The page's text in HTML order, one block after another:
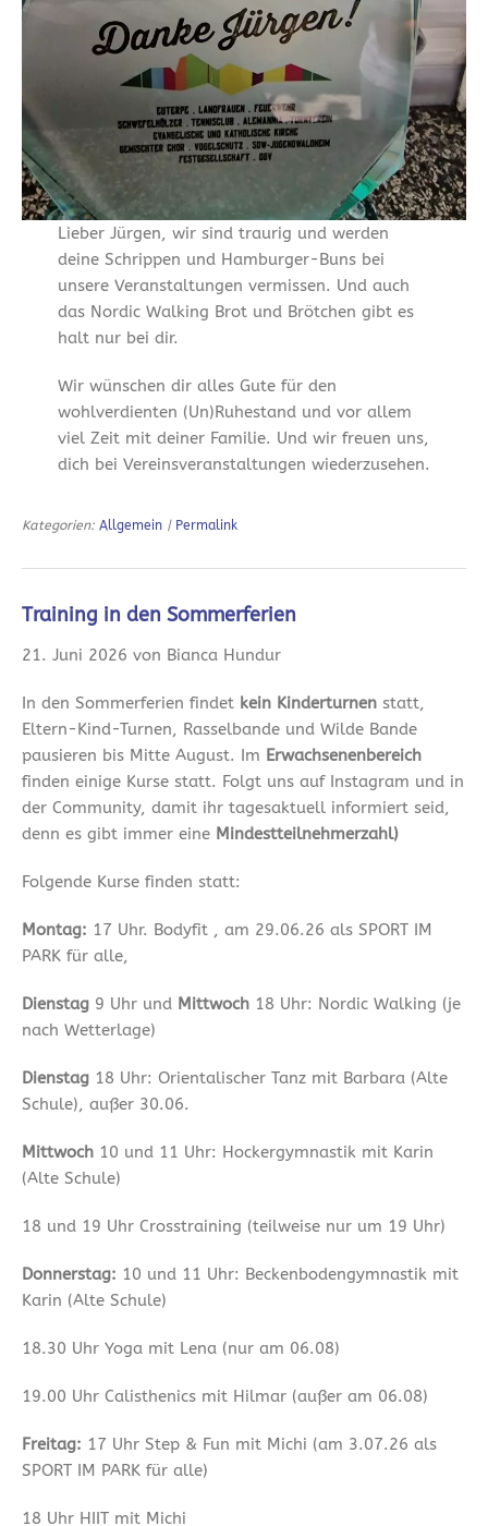
Lieber Jürgen, wir sind traurig und werden
deine Schrippen und Hamburger-Buns bei
unsere Veranstaltungen vermissen. Und auch
das Nordic Walking Brot und Brötchen gibt es
halt nur bei dir.
Wir wünschen dir alles Gute für den
wohlverdienten (Un)Ruhestand und vor allem
viel Zeit mit deiner Familie. Und wir freuen uns,
dich bei Vereinsveranstaltungen wiederzusehen.
Kategorien: Allgemein | Permalink
Training in den Sommerferien
21. Juni 2026 von Bianca Hundur
In den Sommerferien findet kein Kinderturnen statt,
Eltern-Kind-Turnen, Rasselbande und Wilde Bande
pausieren bis Mitte August. Im Erwachsenenbereich
finden einige Kurse statt. Folgt uns auf Instagram und in
der Community, damit ihr tagesaktuell informiert seid,
denn es gibt immer eine Mindestteilnehmerzahl)
Folgende Kurse finden statt:
Montag: 17 Uhr. Bodyfit , am 29.06.26 als SPORT IM
PARK für alle,
Dienstag 9 Uhr und Mittwoch 18 Uhr: Nordic Walking (je
nach Wetterlage)
Dienstag 18 Uhr: Orientalischer Tanz mit Barbara (Alte
Schule), außer 30.06.
Mittwoch 10 und 11 Uhr: Hockergymnastik mit Karin
(Alte Schule)
18 und 19 Uhr Crosstraining (teilweise nur um 19 Uhr)
Donnerstag: 10 und 11 Uhr: Beckenbodengymnastik mit
Karin (Alte Schule)
18.30 Uhr Yoga mit Lena (nur am 06.08)
19.00 Uhr Calisthenics mit Hilmar (außer am 06.08)
Freitag: 17 Uhr Step & Fun mit Michi (am 3.07.26 als
SPORT IM PARK für alle)
18 Uhr HIIT mit Michi